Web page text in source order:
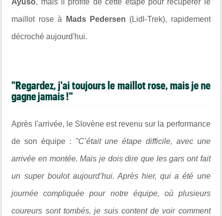
Ayuso, mais il profite de cette étape pour récupérer le
maillot rose à Mads Pedersen (Lidl-Trek), rapidement
décroché aujourd'hui.
"Regardez, j'ai toujours le maillot rose, mais je ne
gagne jamais !"
Après l'arrivée, le Slovène est revenu sur la performance
de son équipe : "C’était une étape difficile, avec une
arrivée en montée. Mais je dois dire que les gars ont fait
un super boulot aujourd’hui. Après hier, qui a été une
journée compliquée pour notre équipe, où plusieurs
coureurs sont tombés, je suis content de voir comment